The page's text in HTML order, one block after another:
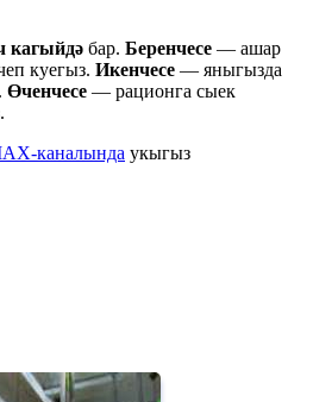
кагыйдә бар. Беренчесе — ашар
куегыз. Икенчесе — яныгызда
Өченчесе — рационга сыек
каналында укыгыз